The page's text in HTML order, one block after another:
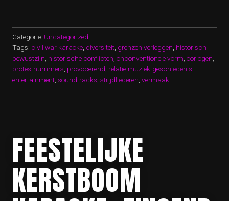
WAR
KARAOKE”
Categorie: Uncategorized
Tags: civil war karaoke diversiteit grenzen verleggen historisch
bewustzijn historische conflicten onconventionele vorm oorlogen
protestnummers provocerend relatie muziek-geschiedenis-
entertainment soundtracks strijdliederen vermaak
FEESTELIJKE
KERSTBOOM